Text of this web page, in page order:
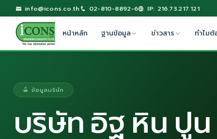
info@icons.co.th 02-810-8892-6 IP: 216.73.217.121
หน้าหลัก ฐานข้อมูล ข่าวสาร ทำไมต้
ข้อมูลบริษัท
บริษัท อิฐ หิน ปูน